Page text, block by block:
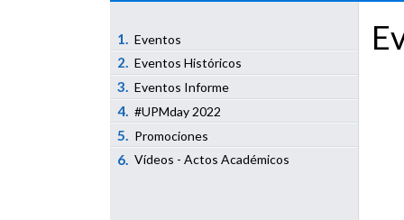
1. Eventos
2. Eventos Históricos
3. Eventos Informe
4. #UPMday 2022
5. Promociones
6. Vídeos - Actos Académicos